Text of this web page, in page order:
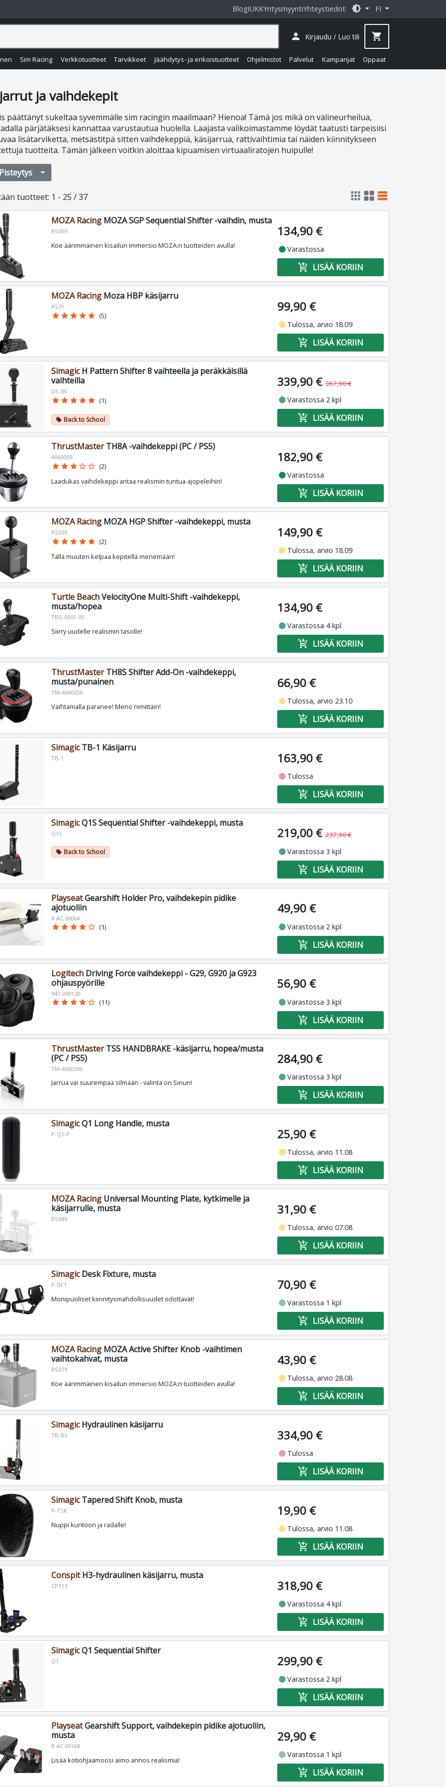
BlogiUKKYritysmyyntiYhteystiedot brightness_medium FI
Sim Racing Verkkotuotteet Tarvikkeet Jäähdytys- ja erikoistuotteet Ohjelmistot Palvelut Kampanjat Oppaat
person Kirjaudu / Luo tili shopping_cart
ja vaihdekepit
päättänyt sukeltaa syvemmälle sim racingin maailmaan? Hienoa! Tämä jos mikä on välineurheilua,
pärjätäksesi kannattaa varustautua huolella. Laajasta valikoimastamme löydät taatusti tarpeisiisi
lisätarviketta, metsästitpä sitten vaihdekeppiä, käsijarrua, rattivaihtimia tai näiden kiinnitykseen
tuotteita. Tämän jälkeen voitkin aloittaa kipuamisen virtuaaliratojen huipulle!
Pisteytys
tuotteet: 1 - 25 / 37 apps grid_view table_rows
MOZA RacingMOZA SGP Sequential Shifter -vaihdin, musta
RS059
Koe äärimmäinen kisailun immersio MOZA:n tuotteiden avulla!
134,90 €
fiber_manual_recordVarastossa
add_shopping_cart LISÄÄ KORIIN
MOZA RacingMoza HBP käsijarru
RS31
star star star star star (5)
99,90 €
fiber_manual_record Tulossa, arvio 18.09
add_shopping_cart LISÄÄ KORIIN
SimagicH Pattern Shifter 8 vaihteella ja peräkkäisillä
vaihteilla
DS-8X
star star star star star (1)
local_offer Back to School
339,90 € 367,90 €
fiber_manual_recordVarastossa 2 kpl
add_shopping_cart LISÄÄ KORIIN
ThrustMasterTH8A -vaihdekeppi (PC / PS5)
4060059
star star star star_border star_border (2)
Laadukas vaihdekeppi antaa realismin tuntua ajopeleihin!
182,90 €
fiber_manual_recordVarastossa
add_shopping_cart LISÄÄ KORIIN
MOZA RacingMOZA HGP Shifter -vaihdekeppi, musta
RS039
star star star star star (2)
Tällä muuten kelpaa kepitellä menemään!
149,90 €
fiber_manual_record Tulossa, arvio 18.09
add_shopping_cart LISÄÄ KORIIN
Turtle BeachVelocityOne Multi-Shift -vaihdekeppi,
musta/hopea
TBS-0001-05
Siirry uudelle realismin tasolle!
134,90 €
fiber_manual_recordVarastossa 4 kpl
add_shopping_cart LISÄÄ KORIIN
ThrustMasterTH8S Shifter Add-On -vaihdekeppi,
musta/punainen
TM-4060256
Vaihtamalla paranee! Meno nimittäin!
66,90 €
fiber_manual_record Tulossa, arvio 23.10
add_shopping_cart LISÄÄ KORIIN
SimagicTB-1 Käsijarru
TB-1 163,90 €
fiber_manual_record Tulossa
add_shopping_cart LISÄÄ KORIIN
SimagicQ1S Sequential Shifter -vaihdekeppi, musta
Q1S
local_offer Back to School
219,00 € 237,90 €
fiber_manual_recordVarastossa 3 kpl
add_shopping_cart LISÄÄ KORIIN
PlayseatGearshift Holder Pro, vaihdekepin pidike
ajotuoliin
R.AC.00064
star star star star star_border (1)
49,90 €
fiber_manual_recordVarastossa 2 kpl
add_shopping_cart LISÄÄ KORIIN
LogitechDriving Force vaihdekeppi - G29, G920 ja G923
ohjauspyörille
941-000130
star star star star star_border (11)
56,90 €
fiber_manual_recordVarastossa 3 kpl
add_shopping_cart LISÄÄ KORIIN
ThrustMasterTSS HANDBRAKE -käsijarru, hopea/musta
(PC / PS5)
TM-4060306
Jarrua vai suurempaa silmään - valinta on Sinun!
284,90 €
fiber_manual_recordVarastossa 3 kpl
add_shopping_cart LISÄÄ KORIIN
SimagicQ1 Long Handle, musta
P-Q1-P 25,90 €
fiber_manual_record Tulossa, arvio 11.08
add_shopping_cart LISÄÄ KORIIN
MOZA RacingUniversal Mounting Plate, kytkimelle ja
käsijarrulle, musta
RS089
31,90 €
fiber_manual_record Tulossa, arvio 07.08
add_shopping_cart LISÄÄ KORIIN
SimagicDesk Fixture, musta
P-DFT
Monipuoliset kiinnitysmahdollisuudet odottavat!
70,90 €
fiber_manual_recordVarastossa 1 kpl
add_shopping_cart LISÄÄ KORIIN
MOZA RacingMOZA Active Shifter Knob -vaihtimen
vaihtokahvat, musta
RS079
Koe äärimmäinen kisailun immersio MOZA:n tuotteiden avulla!
43,90 €
fiber_manual_record Tulossa, arvio 28.08
add_shopping_cart LISÄÄ KORIIN
SimagicHydraulinen käsijarru
TB-RS 334,90 €
fiber_manual_record Tulossa
add_shopping_cart LISÄÄ KORIIN
SimagicTapered Shift Knob, musta
P-TSK
Nuppi kuntoon ja radalle!
19,90 €
fiber_manual_record Tulossa, arvio 11.08
add_shopping_cart LISÄÄ KORIIN
ConspitH3-hydraulinen käsijarru, musta
CP113 318,90 €
fiber_manual_recordVarastossa 4 kpl
add_shopping_cart LISÄÄ KORIIN
SimagicQ1 Sequential Shifter
Q1 299,90 €
fiber_manual_recordVarastossa 2 kpl
add_shopping_cart LISÄÄ KORIIN
PlayseatGearshift Support, vaihdekepin pidike ajotuoliin,
musta
R.AC.00168
Lisää kotiohjaamoosi aimo annos realismia!
29,90 €
fiber_manual_recordVarastossa 1 kpl
add_shopping_cart LISÄÄ KORIIN